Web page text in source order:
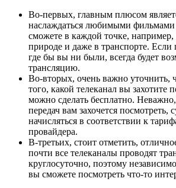
Во-первых, главным плюсом
наслаждаться любимыми
сможете в каждой точке, например,
природе и даже в транспорте. Если
где бы вы ни были, всегда будет
трансляцию.
Во-вторых, очень важно уточнить,
того, какой телеканал вы захотите
можно сделать бесплатно. Неважно,
передач вам захочется посмотреть,
начисляться в соответствии к
провайдера.
В-третьих, стоит отметить,
почти все телеканалы проводят
круглосуточно, поэтому
вы сможете посмотреть что-то